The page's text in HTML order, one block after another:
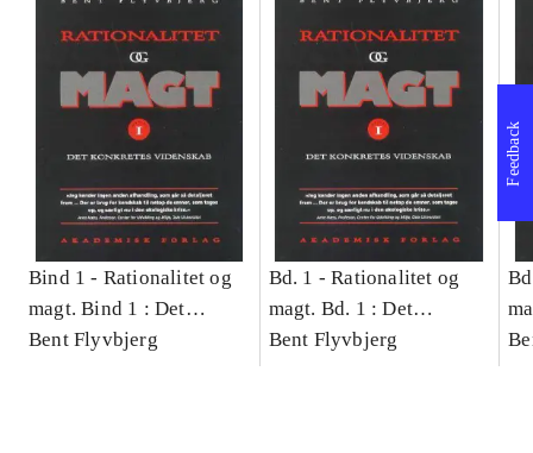
Bind 1 - Rationalitet og
magt. Bind 1 : Det
konkretes videnskab
Bent Flyvbjerg
Bd. 1 -Rationalitet og
magt. Bd. 1 : Det
konkretes videnskab
Bent Flyvbjerg
Feedback